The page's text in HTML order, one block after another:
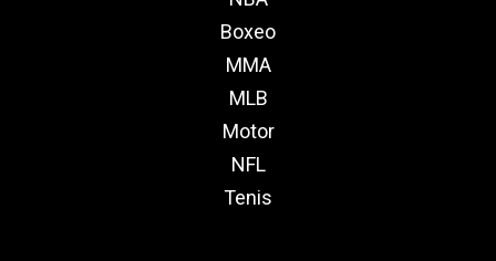
Boxeo
MMA
MLB
Motor
NFL
Tenis